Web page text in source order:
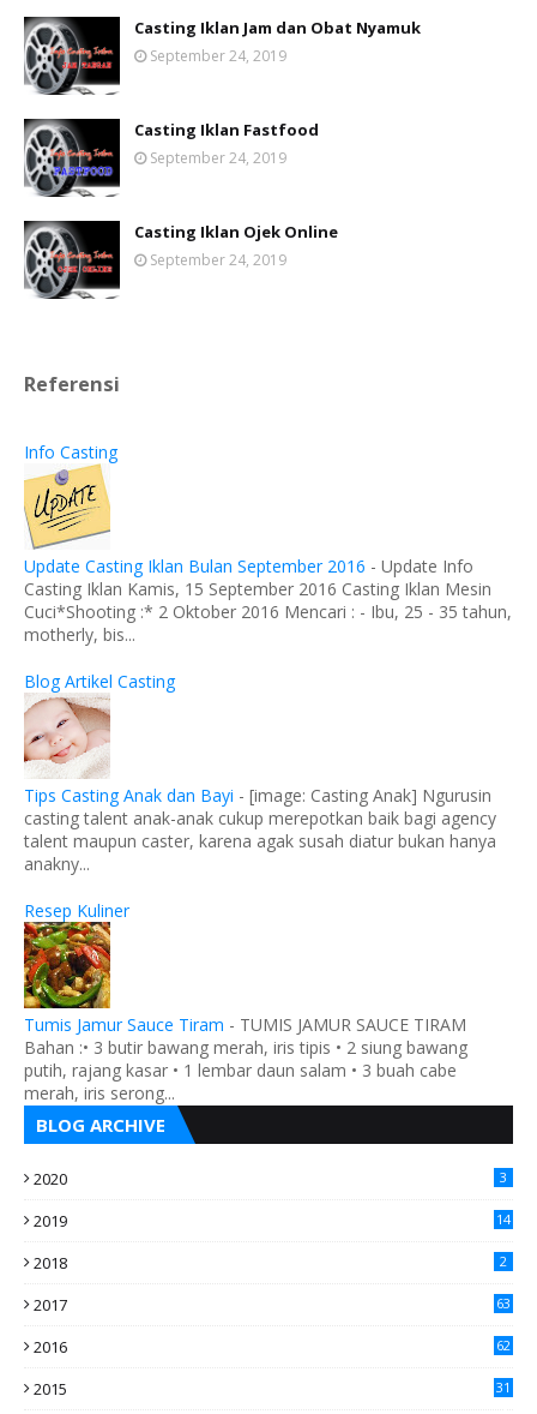
Casting Iklan Jam dan Obat Nyamuk
September 24, 2019
Casting Iklan Fastfood
September 24, 2019
Casting Iklan Ojek Online
September 24, 2019
Referensi
Info Casting
Update Casting Iklan Bulan September 2016 - Update Info
Casting Iklan Kamis, 15 September 2016 Casting Iklan Mesin
Cuci*Shooting :* 2 Oktober 2016 Mencari : - Ibu, 25 - 35 tahun,
motherly, bis...
Blog Artikel Casting
Tips Casting Anak dan Bayi - [image: Casting Anak] Ngurusin
casting talent anak-anak cukup merepotkan baik bagi agency
talent maupun caster, karena agak susah diatur bukan hanya
anakny...
Resep Kuliner
Tumis Jamur Sauce Tiram - TUMIS JAMUR SAUCE TIRAM
Bahan :• 3 butir bawang merah, iris tipis • 2 siung bawang
putih, rajang kasar • 1 lembar daun salam • 3 buah cabe
merah, iris serong...
BLOG ARCHIVE
2020 3
2019 14
2018 2
2017 63
2016
62
2015
31